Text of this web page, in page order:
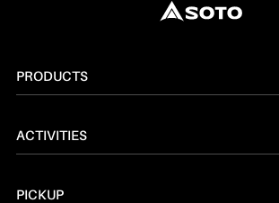
PRODUCTS
ストーブ
ACTIVITIES
PICKUP